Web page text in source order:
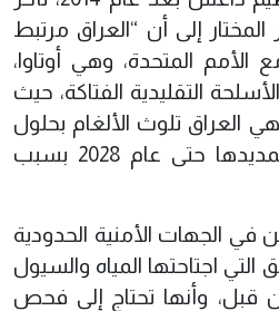
المختار إلى أن “العراق مرتبط
الأمم المتحدة، وهي أوتاوا،
التقليدية الفتاكة، حيث
العراق تلوث الألغام بحلول
عام 2023، لكنه طلب تمديدها حتى عام 2028 بسبب
الجهات الأمنية الحدودية
اجتاحتها المياه والسيول
وأنها تحتاج إلى فحص